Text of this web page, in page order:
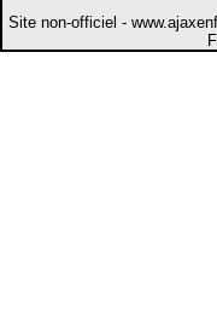
Site non-officiel -